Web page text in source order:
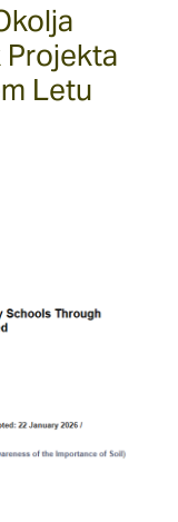
Projekta
Letu